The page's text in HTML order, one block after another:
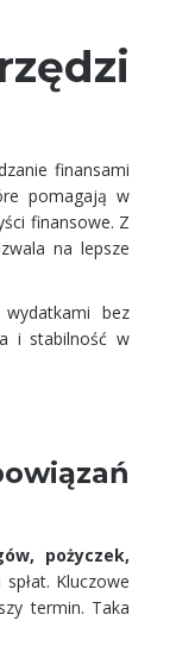
finansami
pomagają w
finansowe. Z
na lepsze
bez
i stabilność w
pożyczek,
Kluczowe
termin. Taka